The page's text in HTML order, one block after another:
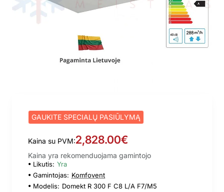
GAUKITE SPECIALŲ PASIŪLYMĄ
Kaina su PVM:2,828.00€
Kaina yra rekomenduojama gamintojo
Likutis: Yra
Gamintojas: Komfovent
Modelis: Domekt R 300 F C8 L/A F7/M5